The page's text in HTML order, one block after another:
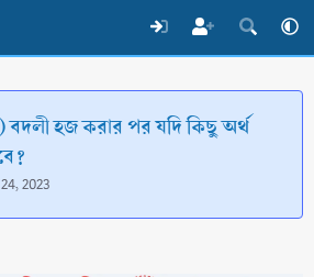
বদলী হজ করার পর যদি কিছু অর্থ
2023